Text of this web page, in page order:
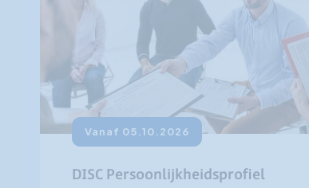
Vanaf 05.10.2026
DISC Persoonlijkheidsprofiel